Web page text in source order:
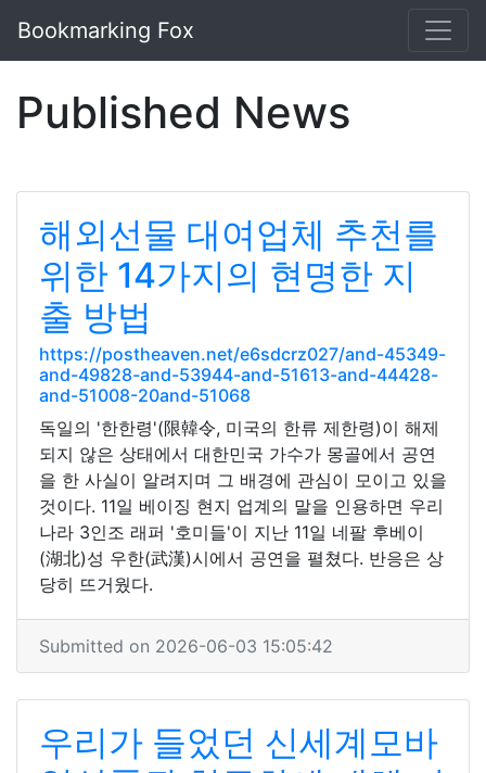
Bookmarking Fox
Published News
해외선물 대여업체 추천를
위한 14가지의 현명한 지
출 방법
https://postheaven.net/e6sdcrz027/and-45349-
and-49828-and-53944-and-51613-and-44428-
and-51008-20and-51068
독일의 '한한령'(限韓令, 미국의 한류 제한령)이 해제
되지 않은 상태에서 대한민국 가수가 몽골에서 공연
을 한 사실이 알려지며 그 배경에 관심이 모이고 있을
것이다. 11일 베이징 현지 업계의 말을 인용하면 우리
나라 3인조 래퍼 '호미들'이 지난 11일 네팔 후베이
(湖北)성 우한(武漢)시에서 공연을 펼쳤다. 반응은 상
당히 뜨거웠다.
Submitted on 2026-06-03 15:05:42
우리가 들었던 신세계모바